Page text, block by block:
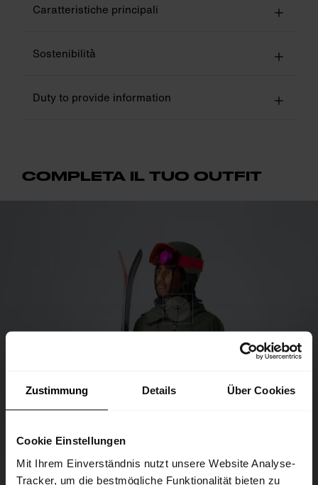
Zustimmung Details Über Cookies
Cookie Einstellungen
Mit Ihrem Einverständnis nutzt unsere Website Analyse-
Tracker, um die bestmögliche Funktionalität bieten zu
Caratteristiche principali
Sostenibilità
Duty to provide information
COMPLETA IL TUO OUTFIT